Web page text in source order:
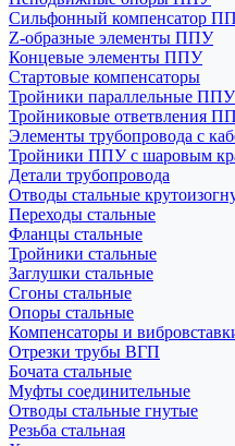
Cильфонный компенсатор
Z-образные элементы ППУ
Концевые элементы ППУ
Стартовые компенсаторы
Тройники параллельные ППУ
Тройниковые ответвления
Элементы трубопровода с
Тройники ППУ с шаровым
Детали трубопровода
Отводы стальные
Переходы стальные
Фланцы стальные
Тройники стальные
Заглушки стальные
Сгоны стальные
Опоры стальные
Компенсаторы и
Отрезки трубы ВГП
Бочата стальные
Муфты соединительные
Отводы стальные гнутые
Резьба стальная